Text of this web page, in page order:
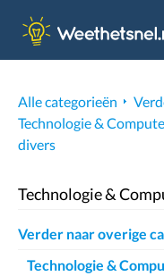
Alle categorieën
Technologie &
divers
Technologie &
Verder naar overige
Technologie &